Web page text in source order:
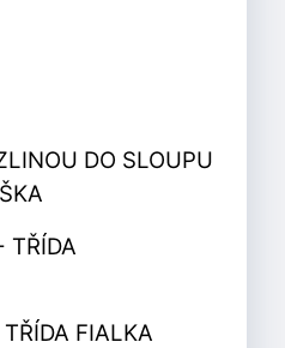
DO SLOUPU
TŘÍDA
FIALKA